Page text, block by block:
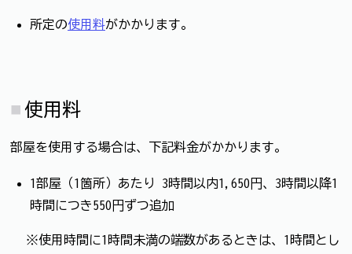
所定の使用料がかかります。
使用料
部屋を使用する場合は、下記料金がかかります。
1部屋（1箇所）あたり 3時間以内1,650円、3時間以降1
時間につき550円ずつ追加
※使用時間に1時間未満の端数があるときは、1時間とし